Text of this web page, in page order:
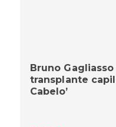
Bruno
transplante
Cabelo’